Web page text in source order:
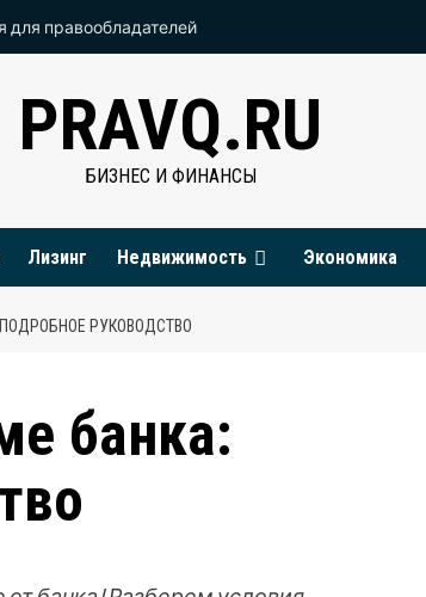
правообладателей
PRAVQ.RU
БИЗНЕС И ФИНАНСЫ
Лизинг Недвижимость Экономика
РУКОВОДСТВО
банка: